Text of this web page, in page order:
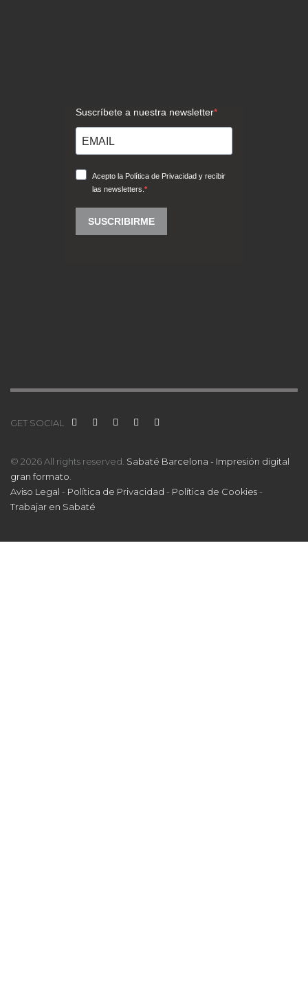
GET SOCIAL
© 2026 All rights reserved. Sabaté Barcelona - Impresión digital
gran formato.
Aviso Legal - Política de Privacidad - Política de Cookies -
Trabajar en Sabaté